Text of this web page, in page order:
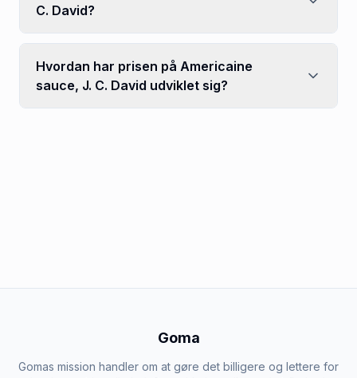
C. David?
Hvordan har prisen på Americaine
sauce, J. C. David udviklet sig?
Goma
Gomas mission handler om at gøre det billigere og lettere for